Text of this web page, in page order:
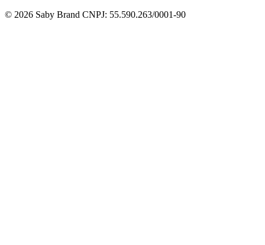
© 2026 Saby Brand CNPJ: 55.590.263/0001-90